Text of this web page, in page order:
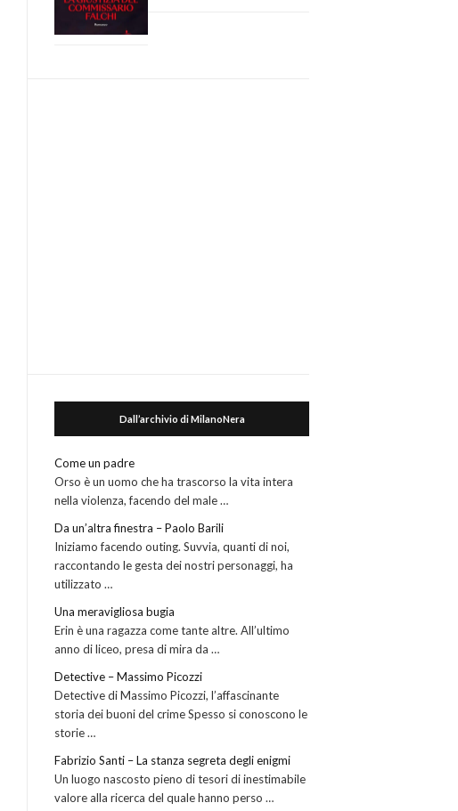
Dall’archivio di MilanoNera
Come un padre
Orso è un uomo che ha trascorso la vita intera
nella violenza, facendo del male …
Da un’altra finestra – Paolo Barili
Iniziamo facendo outing. Suvvia, quanti di noi,
raccontando le gesta dei nostri personaggi, ha
utilizzato …
Una meravigliosa bugia
Erin è una ragazza come tante altre. All’ultimo
anno di liceo, presa di mira da …
Detective – Massimo Picozzi
Detective di Massimo Picozzi, l’affascinante
storia dei buoni del crime Spesso si conoscono le
storie …
Fabrizio Santi – La stanza segreta degli enigmi
Un luogo nascosto pieno di tesori di inestimabile
valore alla ricerca del quale hanno perso …